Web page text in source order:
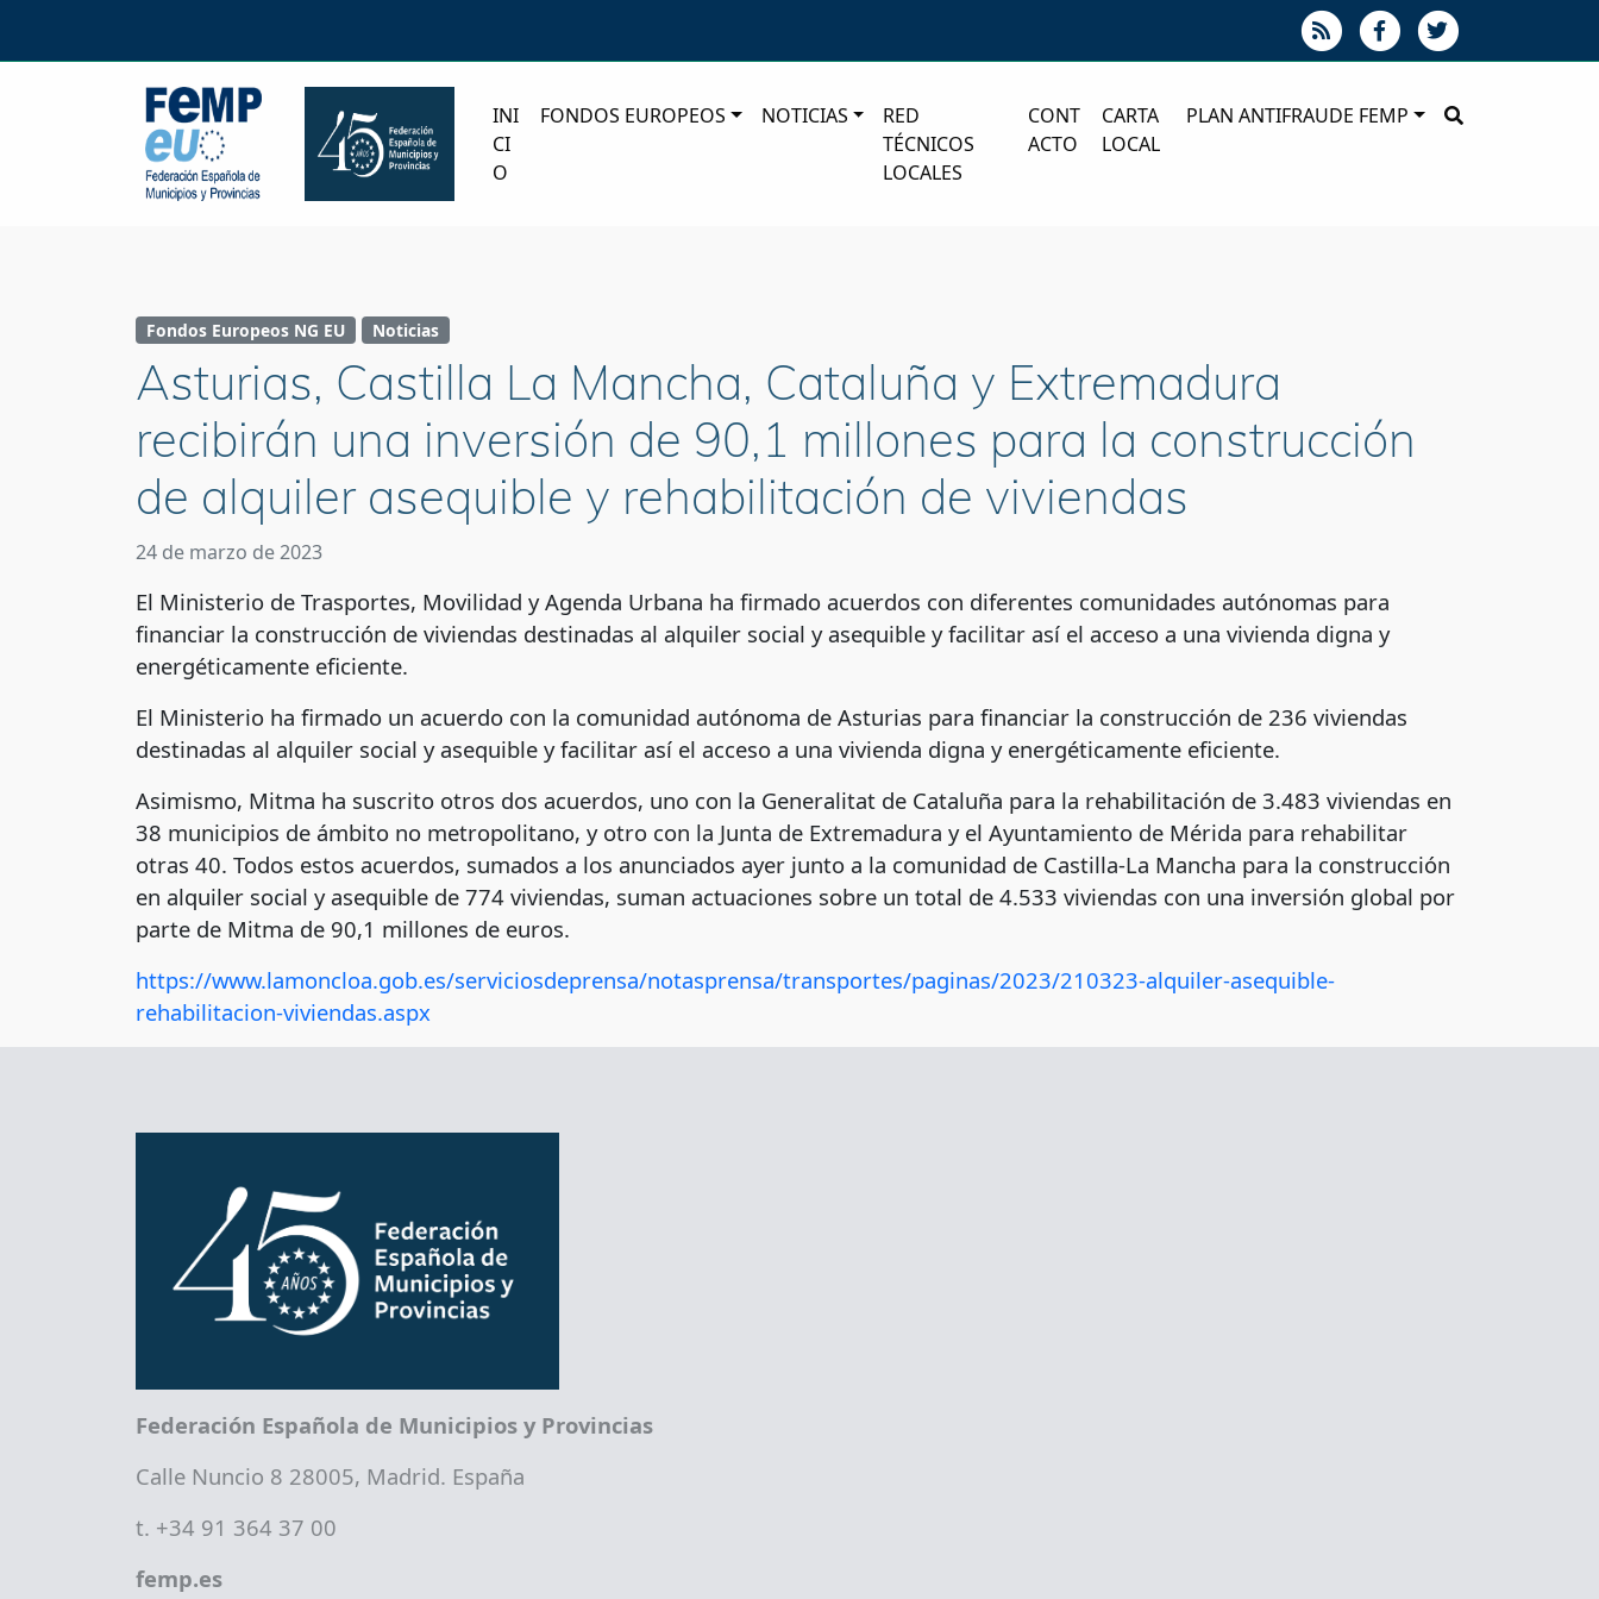
INI
CI
O
FONDOS EUROPEOS NOTICIAS
RED
TÉCNICOS
LOCALES
CONT
ACTO
CARTA
LOCAL
PLAN ANTIFRAUDE FEMP
Fondos Europeos NG EU Noticias
Asturias, Castilla La Mancha, Cataluña y Extremadura
recibirán una inversión de 90,1 millones para la construcción
de alquiler asequible y rehabilitación de viviendas
24 de marzo de 2023
El Ministerio de Trasportes, Movilidad y Agenda Urbana ha firmado acuerdos con diferentes comunidades autónomas para
financiar la construcción de viviendas destinadas al alquiler social y asequible y facilitar así el acceso a una vivienda digna y
energéticamente eficiente.
El Ministerio ha firmado un acuerdo con la comunidad autónoma de Asturias para financiar la construcción de 236 viviendas
destinadas al alquiler social y asequible y facilitar así el acceso a una vivienda digna y energéticamente eficiente.
Asimismo, Mitma ha suscrito otros dos acuerdos, uno con la Generalitat de Cataluña para la rehabilitación de 3.483 viviendas en
38 municipios de ámbito no metropolitano, y otro con la Junta de Extremadura y el Ayuntamiento de Mérida para rehabilitar
otras 40. Todos estos acuerdos, sumados a los anunciados ayer junto a la comunidad de Castilla-La Mancha para la construcción
en alquiler social y asequible de 774 viviendas, suman actuaciones sobre un total de 4.533 viviendas con una inversión global por
parte de Mitma de 90,1 millones de euros.
https://www.lamoncloa.gob.es/serviciosdeprensa/notasprensa/transportes/paginas/2023/210323-alquiler-asequible-
rehabilitacion-viviendas.aspx
Federación Española de Municipios y Provincias
Calle Nuncio 8 28005, Madrid. España
t. +34 91 364 37 00
femp.es